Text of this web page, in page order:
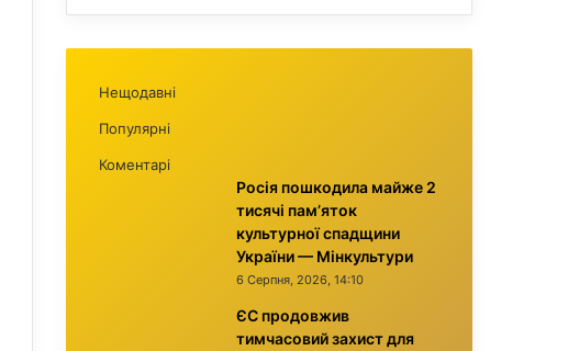
Нещодавні
Популярні
Коментарі
Росія пошкодила майже 2
тисячі пам’яток
культурної спадщини
України — Мінкультури
6 Серпня, 2026, 14:10
ЄС продовжив
тимчасовий захист для